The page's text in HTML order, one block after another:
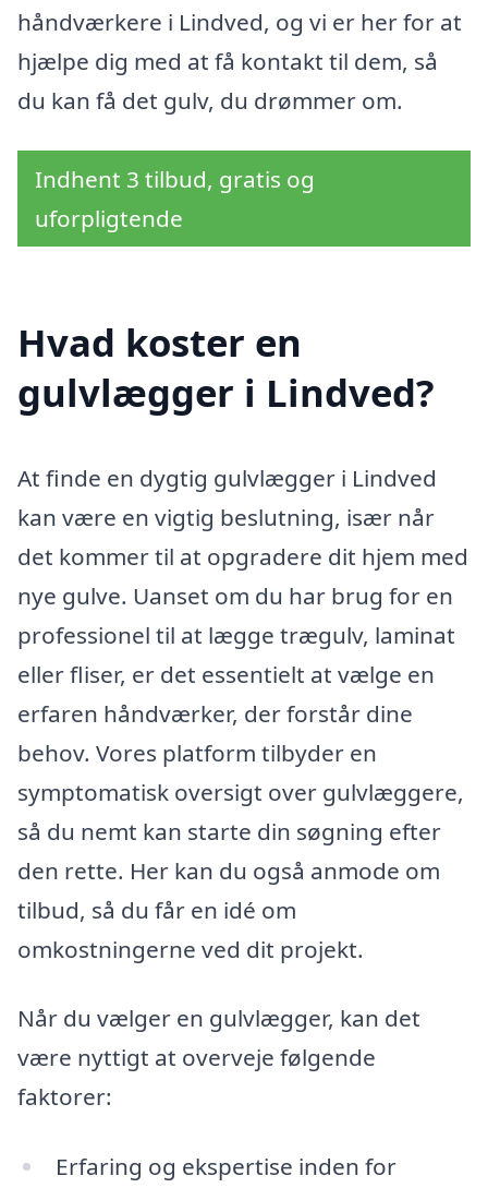
håndværkere i Lindved, og vi er her for at
hjælpe dig med at få kontakt til dem, så
du kan få det gulv, du drømmer om.
Indhent 3 tilbud, gratis og
uforpligtende
Hvad koster en
gulvlægger i Lindved?
At finde en dygtig gulvlægger i Lindved
kan være en vigtig beslutning, især når
det kommer til at opgradere dit hjem med
nye gulve. Uanset om du har brug for en
professionel til at lægge trægulv, laminat
eller fliser, er det essentielt at vælge en
erfaren håndværker, der forstår dine
behov. Vores platform tilbyder en
symptomatisk oversigt over gulvlæggere,
så du nemt kan starte din søgning efter
den rette. Her kan du også anmode om
tilbud, så du får en idé om
omkostningerne ved dit projekt.
Når du vælger en gulvlægger, kan det
være nyttigt at overveje følgende
faktorer:
Erfaring og ekspertise inden for